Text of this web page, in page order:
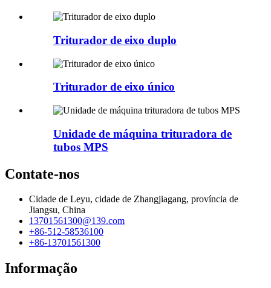
Triturador de eixo duplo
Triturador de eixo único
Unidade de máquina trituradora de
tubos MPS
Contate-nos
Cidade de Leyu, cidade de Zhangjiagang, província de
Jiangsu, China
13701561300@139.com
+86-512-58536100
+86-13701561300
Informação